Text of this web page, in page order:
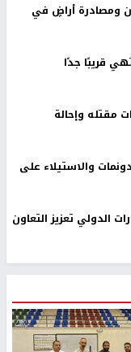
ومصادرة أراضٍ في
قريبًا جدًا
مقتله وإحالة
الاحتلال يخطر باقتلاع أشجار من 310 دونمات والاستيلاء على
الدولي تعزيز التعاون